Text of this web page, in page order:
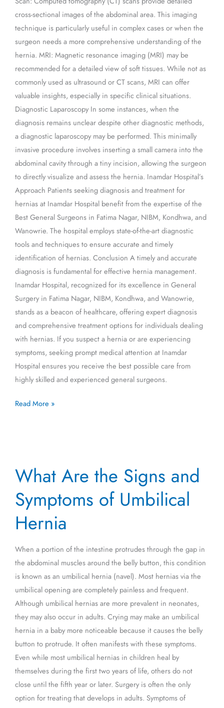
cross-sectional images of the abdominal area. This imaging
technique is particularly useful in complex cases or when the
surgeon needs a more comprehensive understanding of the
hernia. MRI: Magnetic resonance imaging (MRI) may be
recommended for a detailed view of soft tissues. While not as
commonly used as ultrasound or CT scans, MRI can offer
valuable insights, especially in specific clinical situations.
Diagnostic Laparoscopy In some instances, when the
diagnosis remains unclear despite other diagnostic methods,
a diagnostic laparoscopy may be performed. This minimally
invasive procedure involves inserting a small camera into the
abdominal cavity through a tiny incision, allowing the surgeon
to directly visualize and assess the hernia. Inamdar Hospital’s
Approach Patients seeking diagnosis and treatment for
hernias at Inamdar Hospital benefit from the expertise of the
Best General Surgeons in Fatima Nagar, NIBM, Kondhwa, and
Wanowrie. The hospital employs state-of-the-art diagnostic
tools and techniques to ensure accurate and timely
identification of hernias. Conclusion A timely and accurate
diagnosis is fundamental for effective hernia management.
Inamdar Hospital, recognized for its excellence in General
Surgery in Fatima Nagar, NIBM, Kondhwa, and Wanowrie,
stands as a beacon of healthcare, offering expert diagnosis
and comprehensive treatment options for individuals dealing
with hernias. If you suspect a hernia or are experiencing
symptoms, seeking prompt medical attention at Inamdar
Hospital ensures you receive the best possible care from
highly skilled and experienced general surgeons.
Read More »
What Are the Signs and
Symptoms of Umbilical
Hernia
When a portion of the intestine protrudes through the gap in
the abdominal muscles around the belly button, this condition
is known as an umbilical hernia (navel). Most hernias via the
umbilical opening are completely painless and frequent.
Although umbilical hernias are more prevalent in neonates,
they may also occur in adults. Crying may make an umbilical
hernia in a baby more noticeable because it causes the belly
button to protrude. It often manifests with these symptoms.
Even while most umbilical hernias in children heal by
themselves during the first two years of life, others do not
close until the fifth year or later. Surgery is often the only
option for treating that develops in adults. Symptoms of
Are
Signs
Symptoms
Umbilical
Hernia